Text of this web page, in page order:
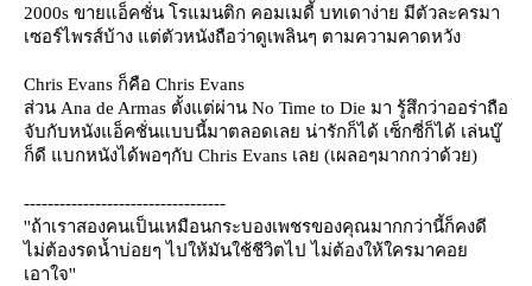
2000s ขายแอ็คชั่น โรแมนติก คอมเมดี้ บทเดาง่าย มีตัวละครมา
เซอร์ไพรส์บ้าง แต่ตัวหนังถือว่าดูเพลินๆ ตามความคาดหวัง
Chris Evans ก็คือ Chris Evans
ส่วน Ana de Armas ตั้งแต่ผ่าน No Time to Die มา รู้สึกว่าออร่าถือ
จับกับหนังแอ็คชั่นแบบนี้มาตลอดเลย น่ารักก็ได้ เซ็กซี่ก็ได้ เล่นบู๊
ก็ดี แบกหนังได้พอๆกับ Chris Evans เลย (เผลอๆมากกว่าด้วย)
----------------------------------
''ถ้าเราสองคนเป็นเหมือนกระบองเพชรของคุณมากกว่านี้ก็คงดี
ไม่ต้องรดน้ำบ่อยๆ ไปให้มันใช้ชีวิตไป ไม่ต้องให้ใครมาคอ
เอาใจ''